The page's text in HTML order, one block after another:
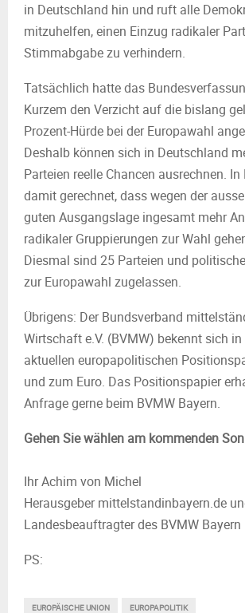
in Deutschland hin und ruft alle
mitzuhelfen, einen Einzug radikaler
Stimmabgabe zu verhindern.
Tatsächlich hatte das
Kurzem den Verzicht auf die bislang
Prozent-Hürde bei der Europawahl
Deshalb können sich in Deutschland
Parteien reelle Chancen ausrechnen.
damit gerechnet, dass wegen der
guten Ausgangslage ingesamt mehr
radikaler Gruppierungen zur Wahl
Diesmal sind 25 Parteien und
zur Europawahl zugelassen.
Übrigens: Der Bundsverband
Wirtschaft e.V. (BVMW) bekennt sich
aktuellen europapolitischen
und zum Euro. Das Positionspapier
Anfrage gerne beim BVMW Bayern.
Gehen Sie wählen am kommenden
Ihr Achim von Michel
Herausgeber mittelstandinbayern.de
Landesbeauftragter des BVMW Bayern
PS:
EUROPÄISCHE UNION EUROPAPOLITIK